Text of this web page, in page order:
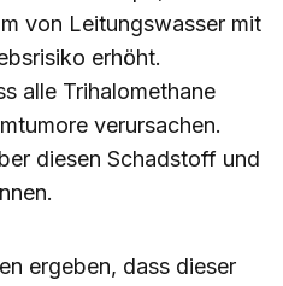
von Leitungswasser mit
erhöht.
alle Trihalomethane
verursachen.
diesen Schadstoff und
ergeben, dass dieser